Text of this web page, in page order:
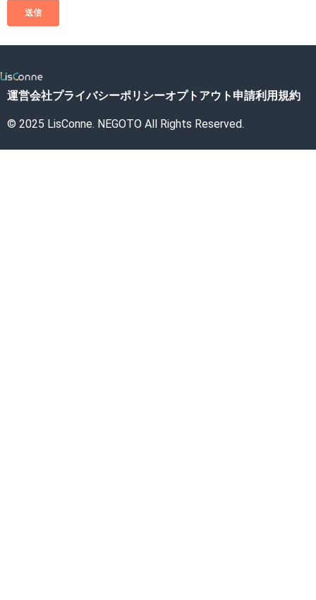
運営会社プライバシーポリシーオプトアウト申請利用規約
© 2025 LisConne. NEGOTO All Rights Reserved.